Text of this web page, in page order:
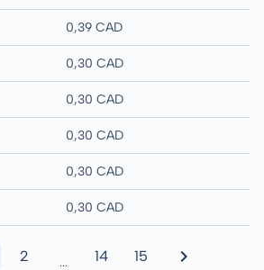
0,39 CAD
0,30 CAD
0,30 CAD
0,30 CAD
0,30 CAD
0,30 CAD
2 ... 14 15